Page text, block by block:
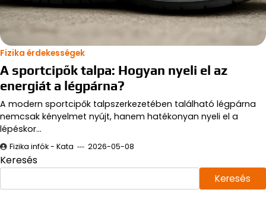
Fizika érdekességek
A sportcipők talpa: Hogyan nyeli el az
energiát a légpárna?
A modern sportcipők talpszerkezetében található légpárna
nemcsak kényelmet nyújt, hanem hatékonyan nyeli el a
lépéskor…
Fizika infók - Kata 2026-05-08
Keresés
Keresés